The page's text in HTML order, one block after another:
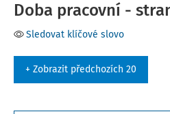
Doba pracovní -
Sledovat klíčové slovo
+ Zobrazit předchozích 20